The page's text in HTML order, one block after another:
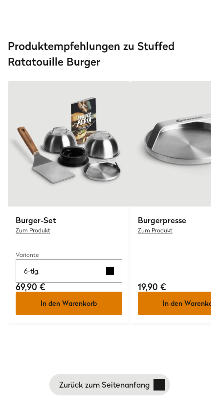
Produktempfehlungen zu Stuffed
Ratatouille Burger
Burger-Set
Zum Produkt
Variante
6-tlg.
69,90 €
In den Warenkorb
Burgerpresse
Zum Produkt
19,90 €
In den Warenkorb
Zurück zum Seitenanfang